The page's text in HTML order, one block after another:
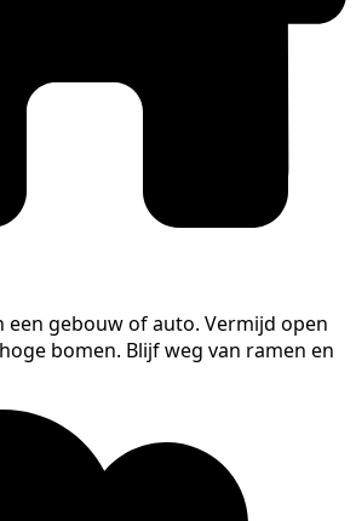
een gebouw of auto. Vermijd open
bomen. Blijf weg van ramen en